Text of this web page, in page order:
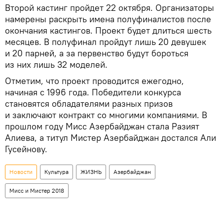
Второй кастинг пройдет 22 октября. Организаторы
намерены раскрыть имена полуфиналистов после
окончания кастингов. Проект будет длиться шесть
месяцев. В полуфинал пройдут лишь 20 девушек
и 20 парней, а за первенство будут бороться
из них лишь 32 моделей.
Отметим, что проект проводится ежегодно,
начиная с 1996 года. Победители конкурса
становятся обладателями разных призов
и заключают контракт со многими компаниями. В
прошлом году Мисс Азербайджан стала Разият
Алиева, а титул Мистер Азербайджан достался Али
Гусейнову.
Новости Культура ЖИЗНЬ Азербайджан
Мисс и Мистер 2018